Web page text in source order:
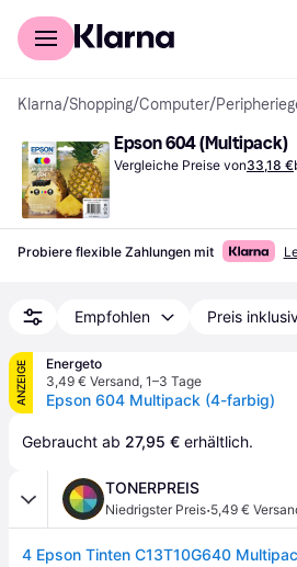
Für Shopper
Klarna/Shopping/Computer/
Epson 604 (Multipack)
Vergleiche Preise von33,18 €
Probiere flexible Zahlungen mit
Empfohlen Preis
ANZEIGE
Energeto
3,49 € Versand, 1–3 Tage
Epson 604 Multipack (4-farbig)
Gebraucht ab 27,95 € erhältlich.
TONERPREIS
Niedrigster Preis·5,49 €